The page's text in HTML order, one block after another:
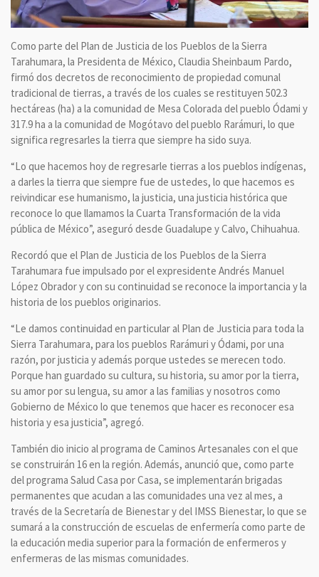
Como parte del Plan de Justicia de los Pueblos de la Sierra
Tarahumara, la Presidenta de México, Claudia Sheinbaum Pardo,
firmó dos decretos de reconocimiento de propiedad comunal
tradicional de tierras, a través de los cuales se restituyen 502.3
hectáreas (ha) a la comunidad de Mesa Colorada del pueblo Ódami y
317.9 ha a la comunidad de Mogótavo del pueblo Rarámuri, lo que
significa regresarles la tierra que siempre ha sido suya.
“Lo que hacemos hoy de regresarle tierras a los pueblos indígenas,
a darles la tierra que siempre fue de ustedes, lo que hacemos es
reivindicar ese humanismo, la justicia, una justicia histórica que
reconoce lo que llamamos la Cuarta Transformación de la vida
pública de México”, aseguró desde Guadalupe y Calvo, Chihuahua.
Recordó que el Plan de Justicia de los Pueblos de la Sierra
Tarahumara fue impulsado por el expresidente Andrés Manuel
López Obrador y con su continuidad se reconoce la importancia y la
historia de los pueblos originarios.
“Le damos continuidad en particular al Plan de Justicia para toda la
Sierra Tarahumara, para los pueblos Rarámuri y Ódami, por una
razón, por justicia y además porque ustedes se merecen todo.
Porque han guardado su cultura, su historia, su amor por la tierra,
su amor por su lengua, su amor a las familias y nosotros como
Gobierno de México lo que tenemos que hacer es reconocer esa
historia y esa justicia”, agregó.
También dio inicio al programa de Caminos Artesanales con el que
se construirán 16 en la región. Además, anunció que, como parte
del programa Salud Casa por Casa, se implementarán brigadas
permanentes que acudan a las comunidades una vez al mes, a
través de la Secretaría de Bienestar y del IMSS Bienestar, lo que se
sumará a la construcción de escuelas de enfermería como parte de
la educación media superior para la formación de enfermeros y
enfermeras de las mismas comunidades.